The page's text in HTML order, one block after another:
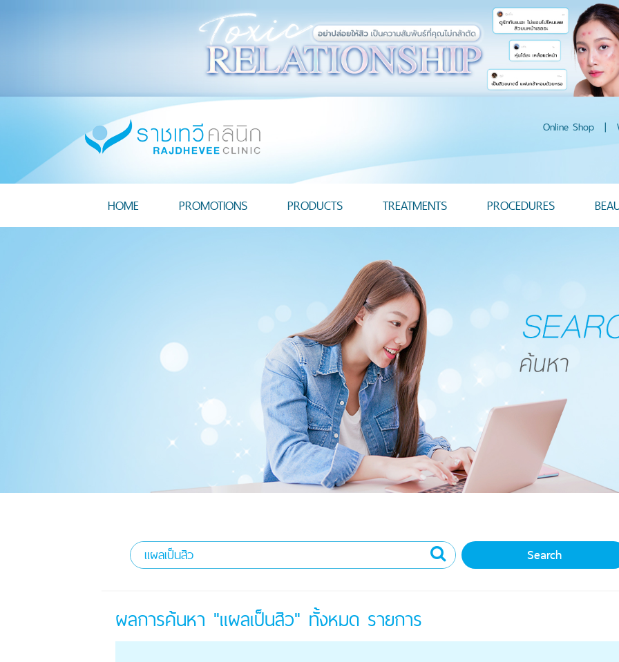
Online Shop |
HOME PROMOTIONS PRODUCTS TREATMENTS PROCEDURES
ผลการค้นหา "แผลเป็นสิว" ทั้งหมด รายการ